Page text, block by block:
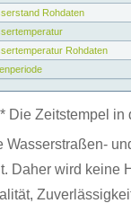
Rohdaten
Rohdaten
* Die Zeitstempel in
Wasserstraßen-
Daher wird keine